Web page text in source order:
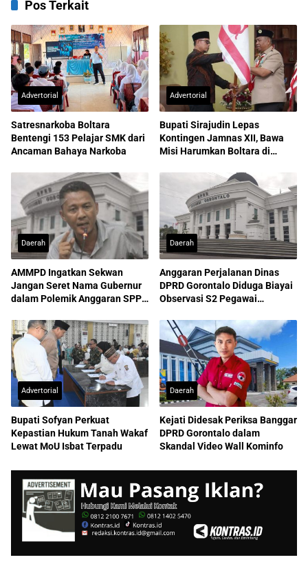
Pos Terkait
Advertorial
Satresnarkoba Boltara
Bentengi 153 Pelajar SMK dari
Ancaman Bahaya Narkoba
Advertorial
Bupati Sirajudin Lepas
Kontingen Jamnas XII, Bawa
Misi Harumkan Boltara di
Daerah
AMMPD Ingatkan Sekwan
Jangan Seret Nama Gubernur
dalam Polemik Anggaran SPPD
Daerah
Anggaran Perjalanan Dinas
DPRD Gorontalo Diduga Biayai
Observasi S2 Pegawai
Advertorial
Bupati Sofyan Perkuat
Kepastian Hukum Tanah Wakaf
Lewat MoU Isbat Terpadu
Daerah
Kejati Didesak Periksa Banggar
DPRD Gorontalo dalam
Skandal Video Wall Kominfo